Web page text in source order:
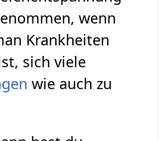
wenn
Krankheiten
sich viele
wie auch zu